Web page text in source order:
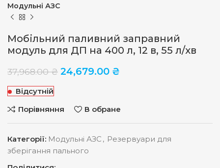
Модульні АЗС
Мобільний паливний заправний
модуль для ДП на 400 л, 12 в, 55 л/хв
37,968.00₴ 24,679.00 ₴
Відсутній
Порівняння
В обране
Категорії: Модульні АЗС , Резервуари для
зберігання пального